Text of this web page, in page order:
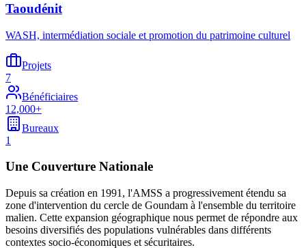
Taoudénit
WASH, intermédiation sociale et promotion du patrimoine culturel
Projets
7
Bénéficiaires
12,000+
Bureaux
1
Une Couverture Nationale
Depuis sa création en 1991, l'AMSS a progressivement étendu sa
zone d'intervention du cercle de Goundam à l'ensemble du territoire
malien. Cette expansion géographique nous permet de répondre aux
besoins diversifiés des populations vulnérables dans différents
contextes socio-économiques et sécuritaires.